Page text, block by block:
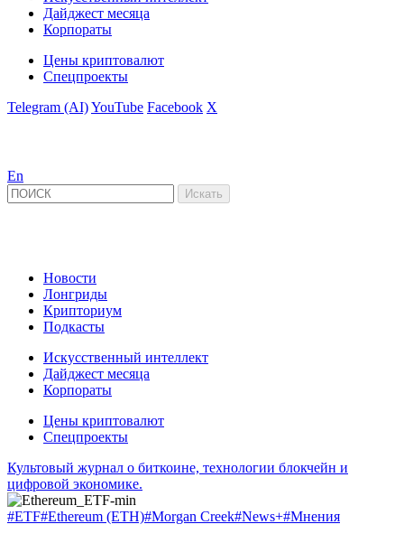
Дайджест месяца
Корпораты
Цены криптовалют
Спецпроекты
Telegram (AI)YouTube Facebook X
En
Новости
Лонгриды
Крипториум
Подкасты
Искусственный интеллект
Дайджест месяца
Корпораты
Цены криптовалют
Спецпроекты
Культовый журнал о биткоине, технологии блокчейн и
цифровой экономике.
#ETF#Ethereum (ETH)#Morgan Creek#News+#Мнения